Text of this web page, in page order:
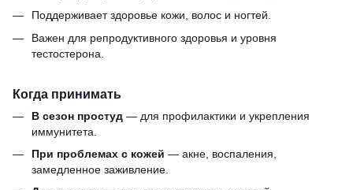
Поддерживает здоровье кожи, волос и ногтей.
Важен для репродуктивного здоровья и уровня
тестостерона.
Когда принимать
В сезон простуд — для профилактики и укрепления
иммунитета.
При проблемах с кожей — акне, воспаления,
замедленное заживление.